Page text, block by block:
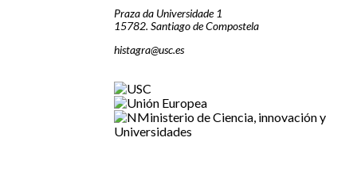
Praza da Universidade 1
15782. Santiago de Compostela
histagra@usc.es